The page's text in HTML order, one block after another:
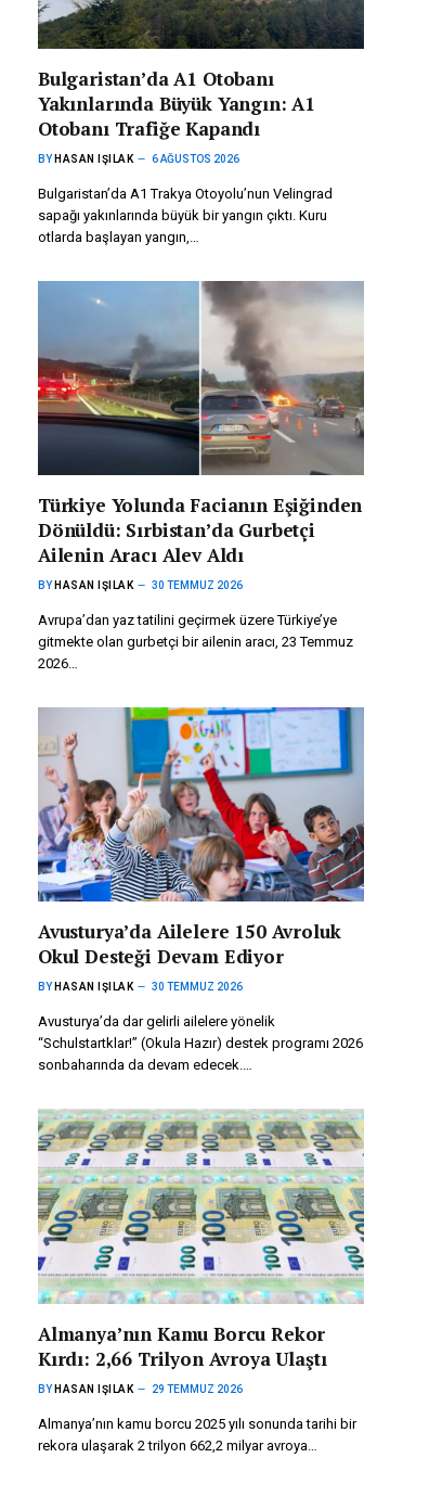
Bulgaristan’da A1 Otobanı
Yakınlarında Büyük Yangın: A1
Otobanı Trafiğe Kapandı
BY HASAN IŞILAK 6 AĞUSTOS 2026
Bulgaristan’da A1 Trakya Otoyolu’nun Velingrad
sapağı yakınlarında büyük bir yangın çıktı. Kuru
otlarda başlayan yangın,…
Türkiye Yolunda Facianın Eşiğinden
Dönüldü: Sırbistan’da Gurbetçi
Ailenin Aracı Alev Aldı
BY HASAN IŞILAK 30 TEMMUZ 2026
Avrupa’dan yaz tatilini geçirmek üzere Türkiye’ye
gitmekte olan gurbetçi bir ailenin aracı, 23 Temmuz
2026…
Avusturya’da Ailelere 150 Avroluk
Okul Desteği Devam Ediyor
BY HASAN IŞILAK 30 TEMMUZ 2026
Avusturya’da dar gelirli ailelere yönelik
“Schulstartklar!” (Okula Hazır) destek programı 2026
sonbaharında da devam edecek.…
Almanya’nın Kamu Borcu Rekor
Kırdı: 2,66 Trilyon Avroya Ulaştı
BY HASAN IŞILAK 29 TEMMUZ 2026
Almanya’nın kamu borcu 2025 yılı sonunda tarihi bir
rekora ulaşarak 2 trilyon 662,2 milyar avroya…